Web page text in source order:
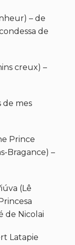
– de
de
creux) –
de mes
Prince
Bragance) –
(Lê
de Nicolai
Latapie